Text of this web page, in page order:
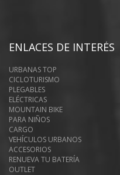
ENLACES DE INTERÉS
URBANAS TOP
CICLOTURISMO
PLEGABLES
ELÉCTRICAS
MOUNTAIN BIKE
PARA NIÑOS
CARGO
VEHÍCULOS URBANOS
ACCESORIOS
RENUEVA TU BATERÍA
OUTLET